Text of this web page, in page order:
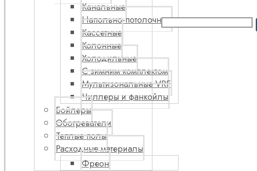
Канальные
Напольно-потолочные
Кассетные
Колонные
Холодильные
С зимним комплектом
Мультизональные VRF
Чиллеры и фанкойлы
Бойлеры
Обогреватели
Теплые полы
Расходные материалы
Фреон